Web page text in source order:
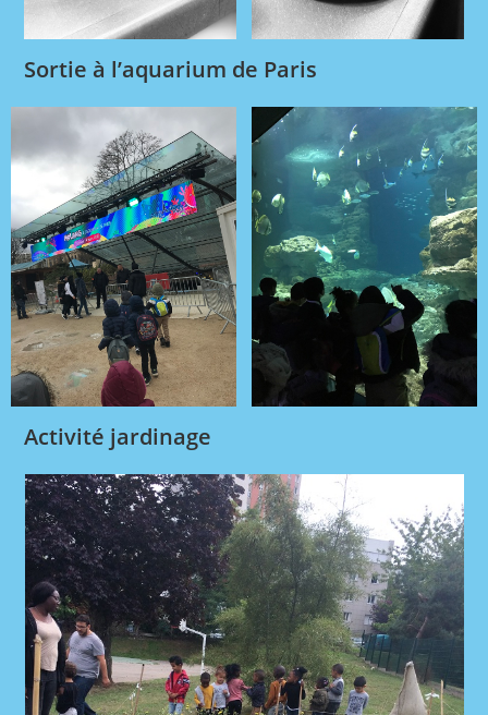
Sortie à l’aquarium de Paris
Activité jardinage